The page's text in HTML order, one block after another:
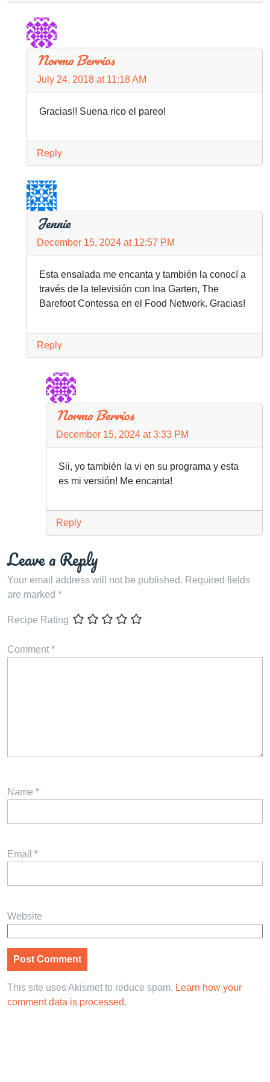
Norma Berrios
July 24, 2018 at 11:18 AM
Gracias!! Suena rico el pareo!
Reply
Jennie
December 15, 2024 at 12:57 PM
Esta ensalada me encanta y también la conocí a
través de la televisión con Ina Garten, The
Barefoot Contessa en el Food Network. Gracias!
Reply
Norma Berrios
December 15, 2024 at 3:33 PM
Sii, yo también la vi en su programa y esta
es mi versión! Me encanta!
Reply
Leave a Reply
Your email address will not be published. Required fields
are marked *
Recipe Rating
Comment *
Name *
Email *
Website
This site uses Akismet to reduce spam. Learn how your
comment data is processed.